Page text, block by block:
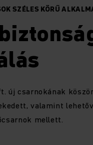
SZÉLES KÖRŰ
új csarnokának
valamint
mellett.